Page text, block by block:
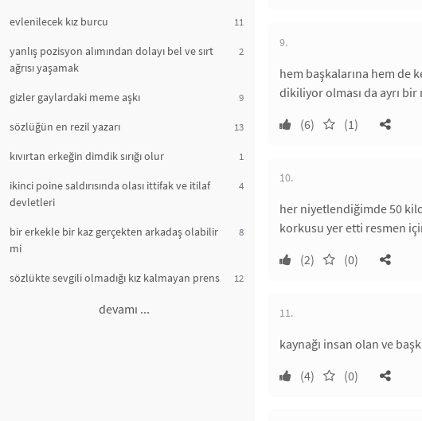
evlenilecek kız burcu 11
yanlış pozisyon alımından dolayı bel ve sırt
ağrısı yaşamak
2
gizler gaylardaki meme aşkı 9
sözlüğün en rezil yazarı 13
kıvırtan erkeğin dimdik sırığı olur 1
ikinci poine saldırısında olası ittifak ve itilaf
devletleri
4
bir erkekle bir kaz gerçekten arkadaş olabilir
mi
8
sözlükte sevgili olmadığı kız kalmayan prens 12
devamı ...
9.
hem başkalarına hem de
dikiliyor olması da ayrı bir
(6)
(1)
10.
her niyetlendiğimde 50
korkusu yer etti resmen
(2)
(0)
11.
kaynağı insan olan ve
(4)
(0)